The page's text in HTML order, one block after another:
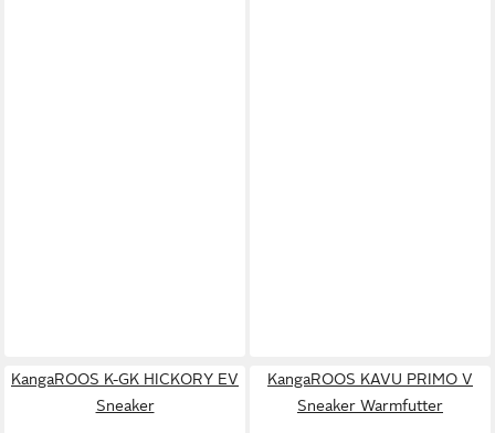
KangaROOS K-GK HICKORY EV
Sneaker
KangaROOS KAVU PRIMO V
Sneaker Warmfutter